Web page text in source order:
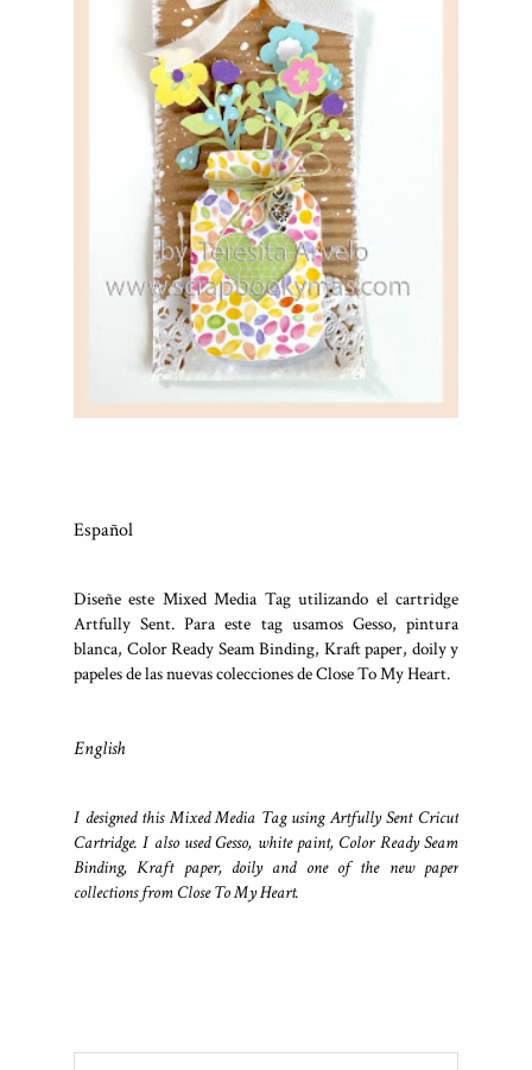
Español
Diseñe este Mixed Media Tag utilizando el cartridge
Artfully Sent. Para este tag usamos Gesso, pintura
blanca, Color Ready Seam Binding, Kraft paper, doily y
papeles de las nuevas colecciones de Close To My Heart.
English
I designed this Mixed Media Tag using Artfully Sent Cricut
Cartridge. I also used Gesso, white paint, Color Ready Seam
Binding, Kraft paper, doily and one of the new paper
collections from Close To My Heart.